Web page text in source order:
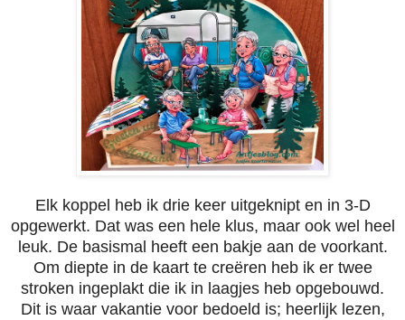
Elk koppel heb ik drie keer uitgeknipt en in 3-D
opgewerkt. Dat was een hele klus, maar ook wel heel
leuk. De basismal heeft een bakje aan de voorkant.
Om diepte in de kaart te creëren heb ik er twee
stroken ingeplakt die ik in laagjes heb opgebouwd.
Dit is waar vakantie voor bedoeld is; heerlijk lezen,